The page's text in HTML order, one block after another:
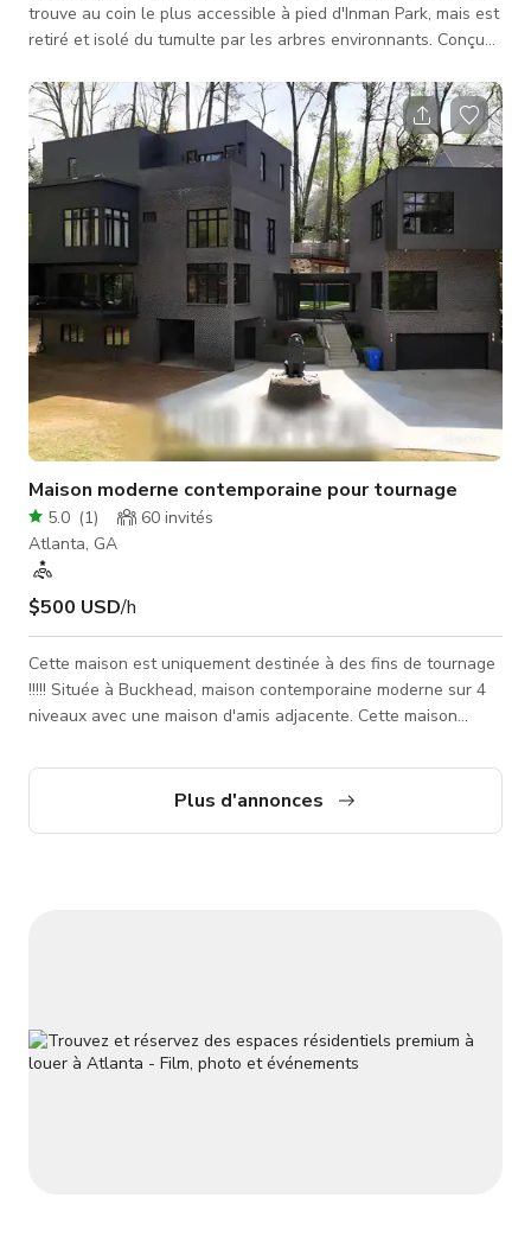
trouve au coin le plus accessible à pied d'Inman Park, mais est
retiré et isolé du tumulte par les arbres environnants. Conçu
chalet douillet sans sa porte rouge vif et joyeuse. Cette
touche de couleur est juste un avant-goût de ce qui vous
attend à l'intérieur ! En entrant, vous verrez le salon
éclectique avec cheminée, TV, fresque murale vibrante et
beaucoup d'espa
Maison moderne contemporaine pour tournage
5.0 (1) 60 invités
Atlanta, GA
$500 USD/h
Cette maison est uniquement destinée à des fins de tournage
!!!!! Située à Buckhead, maison contemporaine moderne sur 4
niveaux avec une maison d'amis adjacente. Cette maison
manger, salon, 4 balcons, 2 suites parentales avec une suite
principale au 4e niveau. La maison d'amis adjacente est unPlus d'annonces